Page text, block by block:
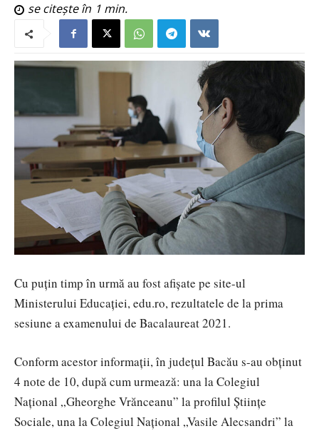
se citește în 1 min.
Cu puțin timp în urmă au fost afișate pe site-ul
Ministerului Educației, edu.ro, rezultatele de la prima
sesiune a examenului de Bacalaureat 2021.
Conform acestor informații, în județul Bacău s-au obținut
4 note de 10, după cum urmează: una la Colegiul
Național „Gheorghe Vrănceanu” la profilul Științe
Sociale, una la Colegiul Național „Vasile Alecsandri” la